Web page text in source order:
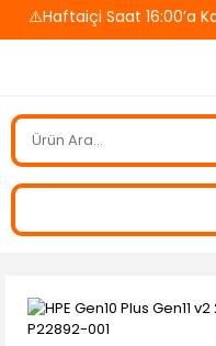
⚠️Haftaiçi Saat 16:00’a